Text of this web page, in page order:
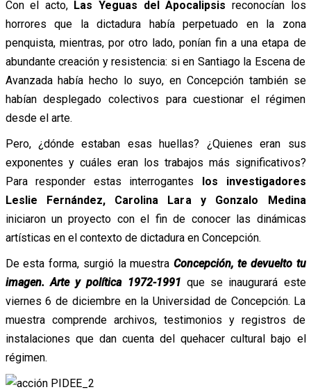
Con el acto,Las Yeguas del Apocalipsis reconocían los
horrores que la dictadura había perpetuado en la zona
penquista, mientras, por otro lado, ponían fin a una etapa de
abundante creación y resistencia: si en Santiago la Escena de
Avanzada había hecho lo suyo, en Concepción también se
habían desplegado colectivos para cuestionar el régimen
desde el arte.
Pero, ¿dónde estaban esas huellas? ¿Quienes eran sus
exponentes y cuáles eran los trabajos más significativos?
Para responder estas interrogantes los investigadores
Leslie Fernández, Carolina Lara y Gonzalo Medina
iniciaron un proyecto con el fin de conocer las dinámicas
artísticas en el contexto de dictadura en Concepción.
De esta forma, surgió la muestraConcepción, te devuelto tu
imagen. Arte y política 1972-1991 que se inaugurará este
viernes 6 de diciembre en la Universidad de Concepción. La
muestra comprende archivos, testimonios y registros de
instalaciones que dan cuenta del quehacer cultural bajo el
régimen.